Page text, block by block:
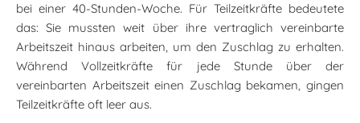
bei einer 40-Stunden-Woche. Für Teilzeitkräfte bedeutete
das: Sie mussten weit über ihre vertraglich vereinbarte
Arbeitszeit hinaus arbeiten, um den Zuschlag zu erhalten.
Während Vollzeitkräfte für jede Stunde über der
vereinbarten Arbeitszeit einen Zuschlag bekamen, gingen
Teilzeitkräfte oft leer aus.